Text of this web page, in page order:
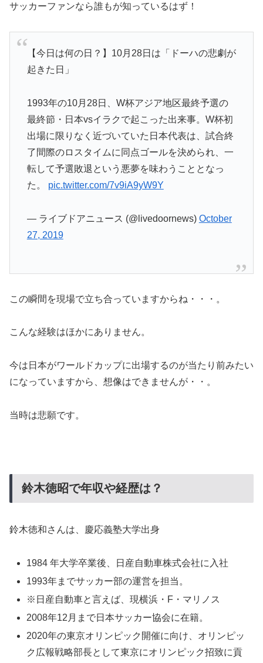
サッカーファンなら誰もが知っているはず！
【今日は何の日？】10月28日は「ドーハの悲劇が
起きた日」
1993年の10月28日、W杯アジア地区最終予選の
最終節・日本vsイラクで起こった出来事。W杯初
出場に限りなく近づいていた日本代表は、試合終
了間際のロスタイムに同点ゴールを決められ、一
転して予選敗退という悪夢を味わうこととなっ
た。 pic.twitter.com/7v9iA9yW9Y
— ライブドアニュース (@livedoornews) October
27, 2019
この瞬間を現場で立ち合っていますからね・・・。
こんな経験はほかにありません。
今は日本がワールドカップに出場するのが当たり前みたい
になっていますから、想像はできませんが・・。
当時は悲願です。
鈴木徳昭で年収や経歴は？
鈴木徳和さんは、慶応義塾大学出身
1984 年大学卒業後、日産自動車株式会社に入社
1993年までサッカー部の運営を担当。
※日産自動車と言えば、現横浜・F・マリノス
2008年12月まで日本サッカー協会に在籍。
2020年の東京オリンピック開催に向け、オリンピッ
ク広報戦略部長として東京にオリンピック招致に貢